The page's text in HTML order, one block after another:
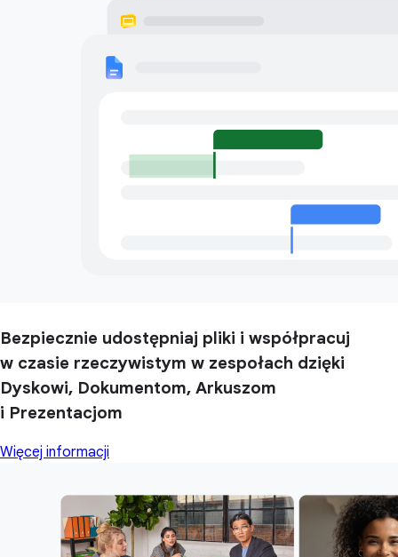
Bezpiecznie udostępniaj pliki i współpracuj
w czasie rzeczywistym w zespołach dzięki
Dyskowi, Dokumentom, Arkuszom
i Prezentacjom
Więcej informacji